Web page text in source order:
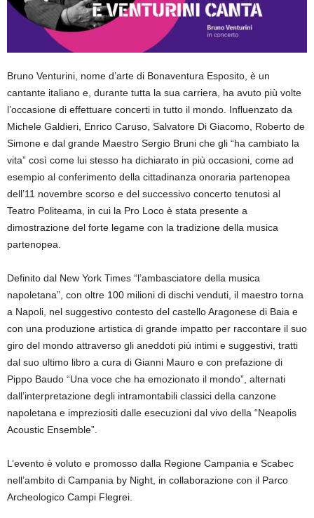
Bruno Venturini, nome d’arte di Bonaventura Esposito, è un
cantante italiano e, durante tutta la sua carriera, ha avuto più volte
l’occasione di effettuare concerti in tutto il mondo. Influenzato da
Michele Galdieri, Enrico Caruso, Salvatore Di Giacomo, Roberto de
Simone e dal grande Maestro Sergio Bruni che gli “ha cambiato la
vita” così come lui stesso ha dichiarato in più occasioni, come ad
esempio al conferimento della cittadinanza onoraria partenopea
dell’11 novembre scorso e del successivo concerto tenutosi al
Teatro Politeama, in cui la Pro Loco è stata presente a
dimostrazione del forte legame con la tradizione della musica
partenopea.
Definito dal New York Times “l’ambasciatore della musica
napoletana”, con oltre 100 milioni di dischi venduti, il maestro torna
a Napoli, nel suggestivo contesto del castello Aragonese di Baia e
con una produzione artistica di grande impatto per raccontare il suo
giro del mondo attraverso gli aneddoti più intimi e suggestivi, tratti
dal suo ultimo libro a cura di Gianni Mauro e con prefazione di
Pippo Baudo “Una voce che ha emozionato il mondo”, alternati
dall’interpretazione degli intramontabili classici della canzone
napoletana e impreziositi dalle esecuzioni dal vivo della “Neapolis
Acoustic Ensemble”.
L’evento è voluto e promosso dalla Regione Campania e Scabec
nell’ambito di Campania by Night, in collaborazione con il Parco
Archeologico Campi Flegrei.